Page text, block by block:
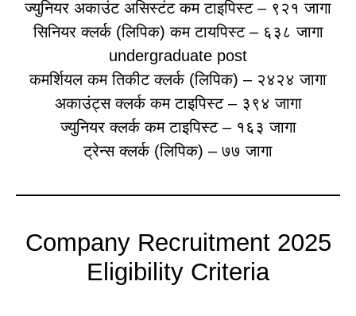
ज्युनियर अकाउंट असिस्टंट कम टाइपिस्ट – ९२१ जागा
सिनियर क्लर्क (लिपिक) कम टायपिस्ट – ६३८ जागा
undergraduate post
कमर्शियल कम तिकीट क्लर्क (लिपिक) – २४२४ जागा
अकाउंट्स क्लर्क कम टाइपिस्ट – ३९४ जागा
ज्युनियर क्लर्क कम टाइपिस्ट – १६३ जागा
ट्रेन्स क्लर्क (लिपिक) – ७७ जागा
Company Recruitment 2025
Eligibility Criteria